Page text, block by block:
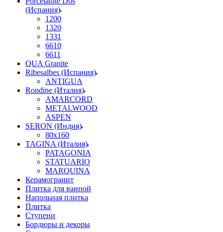
(Испания)
1200
1320
1331
6610
6611
QUA Granite
Ribesalbes (Испания)
ANTIGUA
Rondine (Италия)
AMARCORD
METALWOOD
ASPEN
SERON (Индия)
80x160
TAGINA (Италия)
PATAGONIA
STATUARIO
MARQUINA
Керамогранит
Плитка для ванной
Напольная плитка
Плитка
Ступени
Бордюры и декоры